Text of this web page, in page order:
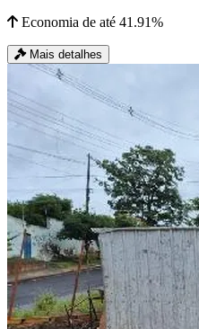
Economia de até 41.91%
Mais detalhes